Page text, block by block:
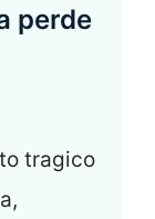
perde
tragico